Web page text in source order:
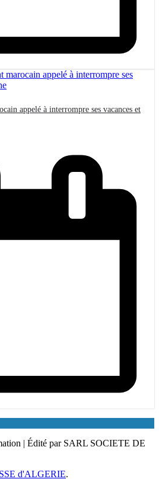
appelé à interrompre ses vacances et
| Édité par SARL SOCIETE DE
d'ALGERIE.